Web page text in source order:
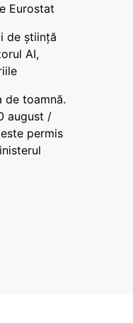
Eurostat
de știință
AI,
de toamnă.
august /
permis